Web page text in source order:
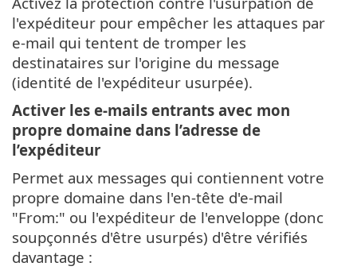
l'expéditeur pour empêcher les attaques par
e-mail qui tentent de tromper les
destinataires sur l'origine du message
(identité de l'expéditeur usurpée).
Activer les e-mails entrants avec mon
propre domaine dans l’adresse de
l’expéditeur
Permet aux messages qui contiennent votre
propre domaine dans l'en-tête d'e-mail
"From:" ou l'expéditeur de l'enveloppe (donc
soupçonnés d'être usurpés) d'être vérifiés
davantage :